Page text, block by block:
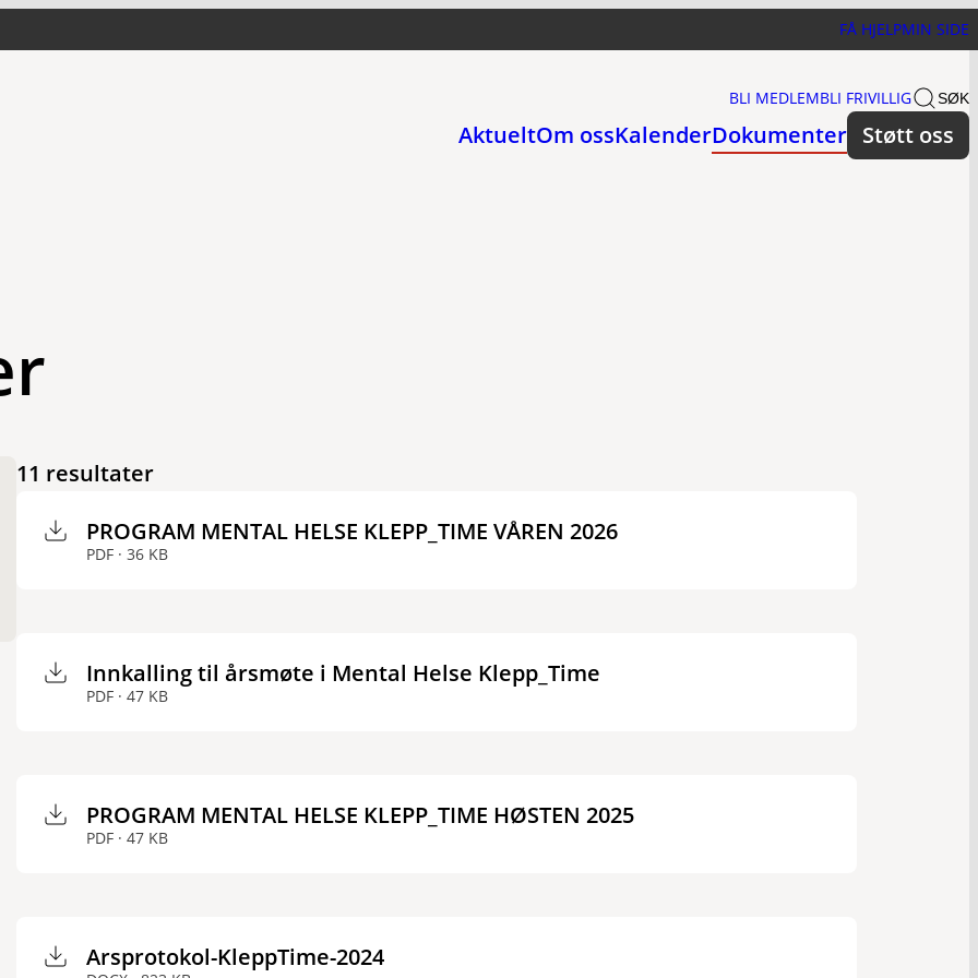
FÅ HJELPMIN SIDE
BLI MEDLEMBLI FRIVILLIG SØK
AktueltOm ossKalenderDokumenter Støtt oss
11 resultater
PROGRAM MENTAL HELSE KLEPP_TIME VÅREN 2026
PDF · 36 KB
Innkalling til årsmøte i Mental Helse Klepp_Time
PDF · 47 KB
PROGRAM MENTAL HELSE KLEPP_TIME HØSTEN 2025
PDF · 47 KB
Arsprotokol-KleppTime-2024